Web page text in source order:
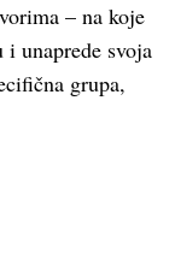
– na koje
unaprede svoja
grupa,